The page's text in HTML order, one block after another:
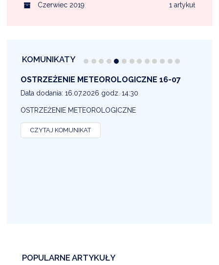
1 artykuł
Czerwiec 2019
KOMUNIKATY
OSTRZEŻENIE METEOROLOGICZNE 16-07
Data dodania: 16.07.2026 godz. 14:30
OSTRZEŻENIE METEOROLOGICZNE
CZYTAJ KOMUNIKAT
POPULARNE ARTYKUŁY